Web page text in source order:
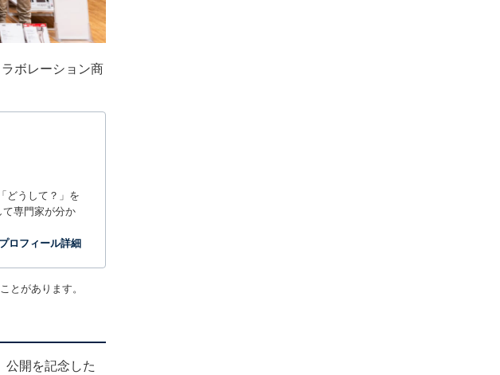
ボレーション商
どうして？」を
専門家が分か
ロフィール詳細
とがあります。
開を記念した